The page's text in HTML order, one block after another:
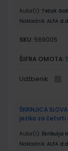
Autor(i): Težak
Nakladnik: ALFA
SKU: 569005
ŠIFRA OMOTA:
Udžbenik
ŠKRINJICA
jezika za četvrti
Autor(i): Škribulja
Nakladnik: ALFA